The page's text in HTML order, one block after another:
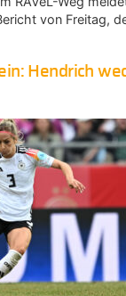
von Freitag,
Hendrich